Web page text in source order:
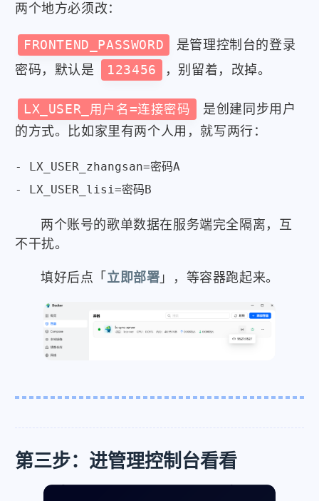
两个地方必须改：
FRONTEND_PASSWORD
是管理控制台的登录
密码，默认是
123456 ，别留着，改掉。
LX_USER_用户名=连接密码
是创建同步用户
的方式。比如家里有两个人用，就写两行：
- LX_USER_zhangsan=密码A
- LX_USER_lisi=密码B
两个账号的歌单数据在服务端完全隔离，互
不干扰。
填好后点「 立即部署 」，等容器跑起来。
第三步：进管理控制台看看